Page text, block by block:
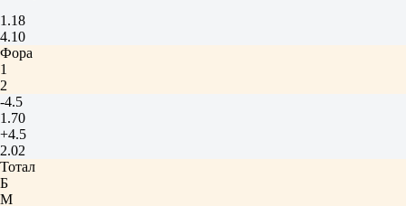
1.18
4.10
Фора
1
2
-4.5
1.70
+4.5
2.02
Тотал
Б
М